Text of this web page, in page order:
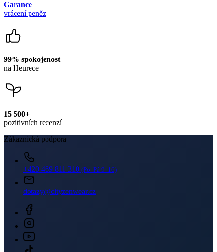
Garance
vrácení peněz
99% spokojenost
na Heurece
15 500+
pozitivních recenzí
Zákaznická podpora
+420 469 811 310 (Po–Pá 9–16)
dotazy@cityzenwear.cz